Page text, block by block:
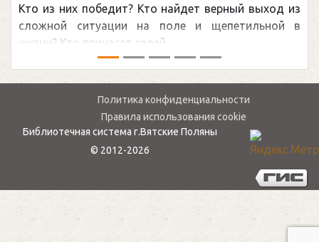
Кто из них победит? Кто найдет верный выход из
сложной ситуации на поле и щепетильной в
жизни? Кто принесет своей ...
Политика конфиденциальности
Правила использования cookie
Библиотечная система г.Вятские Поляны
© 2012-2026